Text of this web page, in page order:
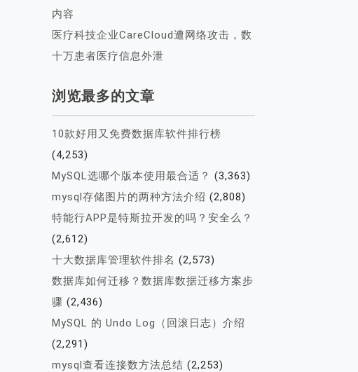
内容
医疗科技企业CareCloud遭网络攻击，数
十万患者医疗信息外泄
浏览最多的文章
10款好用又免费数据库软件排行榜
(4,253)
MySQL选哪个版本使用最合适？ (3,363)
mysql存储图片的两种方法介绍 (2,808)
特能行APP是特斯拉开发的吗？安全么？
(2,612)
十大数据库管理软件排名 (2,573)
数据库如何迁移？数据库数据迁移方案步
骤 (2,436)
MySQL 的 Undo Log（回滚日志）介绍
(2,291)
mysql查看连接数方法总结 (2,253)